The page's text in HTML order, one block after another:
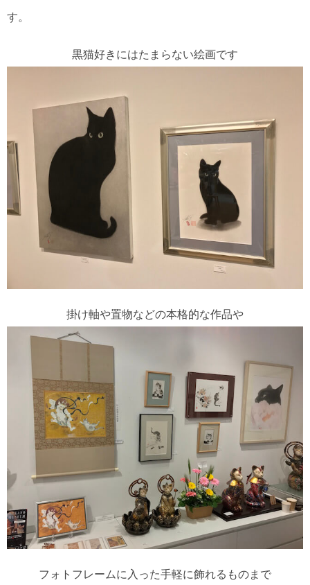
す。
黒猫好きにはたまらない絵画です
掛け軸や置物などの本格的な作品や
フォトフレームに入った手軽に飾れるものまで